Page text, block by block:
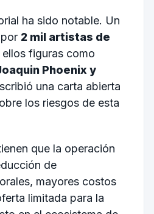
ha sido notable. Un
2 mil artistas de
ellos figuras como
Phoenix y
una carta abierta
los riesgos de esta
que la operación
de
mayores costos
limitada para la